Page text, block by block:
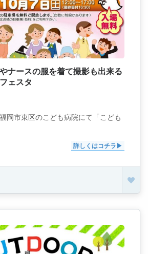
やナースの服を着て撮影も出来る
ェスタ
岡市東区のこども病院にて「こども
詳しくはコチラ